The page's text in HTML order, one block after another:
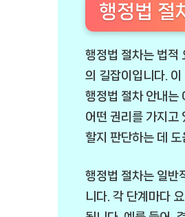
행정법 절
행정법 절차는 법적
의 길잡이입니다.
행정법 절차 안내는
어떤 권리를 가지고
할지 판단하는 데 도
행정법 절차는 일반
니다. 각 단계마다